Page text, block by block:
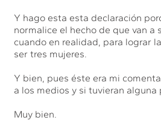
Y hago esta esta declaración
normalice el hecho de que van a
cuando en realidad, para lograr
ser tres mujeres.
Y bien, pues éste era mi
a los medios y si tuvieran
Muy bien.